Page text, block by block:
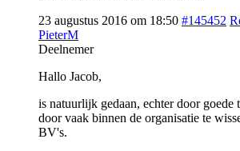
23 augustus 2016 om 18:50 #145452
PieterM
Deelnemer
Hallo Jacob,
is natuurlijk gedaan, echter door goede
door vaak binnen de organisatie te
BV's.